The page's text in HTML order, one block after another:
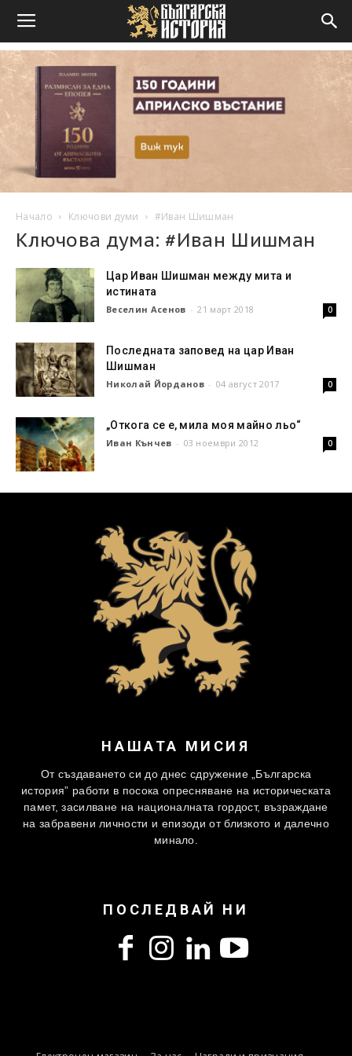
Начало Ключови думи #Иван Шишман
Ключова дума: #Иван Шишман
Цар Иван Шишман между мита и
истината
Веселин Асенов - 21 март 2018 0
Последната заповед на цар Иван
Шишман
Николай Йорданов - 04 август 2017 0
„Откога се е, мила моя майно льо“
Иван Кънчев - 03 ноември 2012 0
НАШАТА МИСИЯ
От създаването си до днес сдружение „Българска
история” работи в посока опресняване на историческата
памет, засилване на националната гордост, възраждане
на забравени личности и епизоди от близкото и далечно
минало.
ПОСЛЕДВАЙ НИ